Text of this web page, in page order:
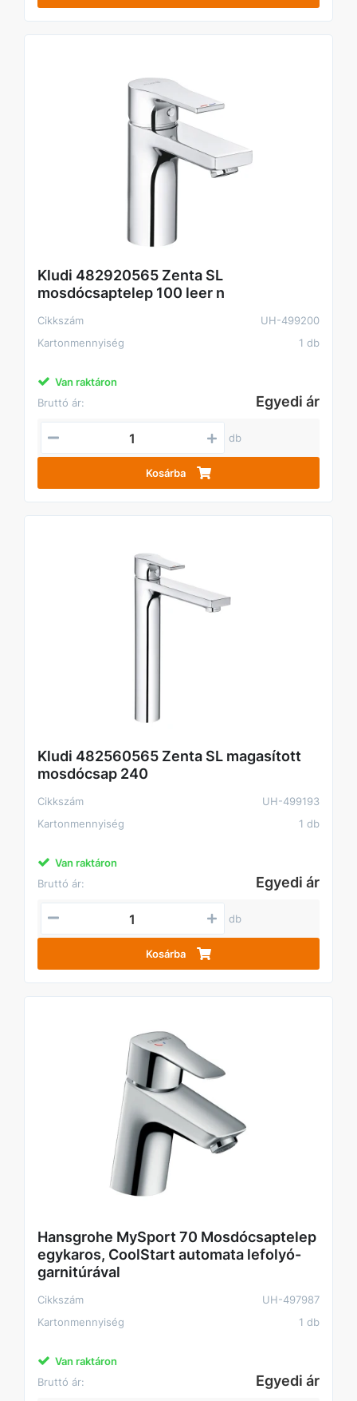
Kludi 482920565 Zenta SL
mosdócsaptelep 100 leer n
Cikkszám
UH-499200
Kartonmennyiség
1 db
Van raktáron
Bruttó ár:
Egyedi ár
db
Kosárba
Kludi 482560565 Zenta SL magasított
mosdócsap 240
Cikkszám
UH-499193
Kartonmennyiség
1 db
Van raktáron
Bruttó ár:
Egyedi ár
db
Kosárba
Hansgrohe MySport 70 Mosdócsaptelep
egykaros, CoolStart automata lefolyó-
garnitúrával
Cikkszám
UH-497987
Kartonmennyiség
1 db
Van raktáron
Bruttó ár:
Egyedi ár